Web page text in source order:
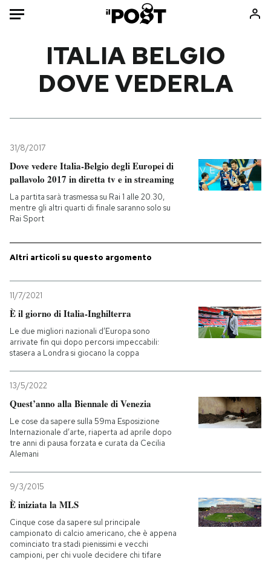
HOME
Mondo
Tecnologia
Internet
Cultura
Economia
Sport
Libri
Ok Boomer!
Europa
Mondiali calcio 2026
PODCAST
NEWSLETTER
I MIEI PREFERITI
SHOP
CALENDARIO
Entra
ITALIA BELGIO
DOVE VEDERLA
31/8/2017
Dove vedere Italia-Belgio degli Europei di
pallavolo 2017 in diretta tv e in streaming
La partita sarà trasmessa su Rai 1 alle 20.30,
mentre gli altri quarti di finale saranno solo su
Rai Sport
Altri articoli su questo argomento
11/7/2021
È il giorno di Italia-Inghilterra
Le due migliori nazionali d’Europa sono
arrivate fin qui dopo percorsi impeccabili:
stasera a Londra si giocano la coppa
13/5/2022
Quest’anno alla Biennale di Venezia
Le cose da sapere sulla 59ma Esposizione
Internazionale d’arte, riaperta ad aprile dopo
tre anni di pausa forzata e curata da Cecilia
Alemani
9/3/2015
È iniziata la MLS
Cinque cose da sapere sul principale
campionato di calcio americano, che è appena
cominciato tra stadi pienissimi e vecchi
campioni, per chi vuole decidere chi tifare